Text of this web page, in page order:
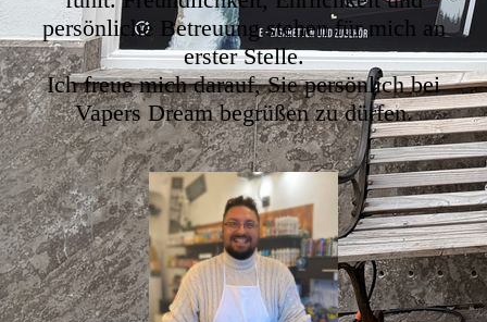
persönliche Betreuung stehen für mich an
erster Stelle.
Ich freue mich darauf, Sie persönlich bei
Vapers Dream begrüßen zu dürfen.